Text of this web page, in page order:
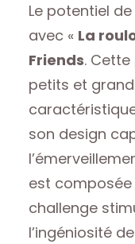
Le potentiel
avec « La
Friends.
petits et
son design
est composée
challenge
l’ingéniosité